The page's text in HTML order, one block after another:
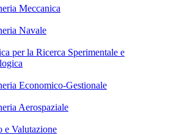
Meccanica
Navale
per la Ricerca Sperimentale e
Economico-Gestionale
Aerospaziale
e Valutazione